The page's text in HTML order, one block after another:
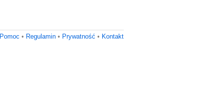
Pomoc • Regulamin• Prywatność • Kontakt